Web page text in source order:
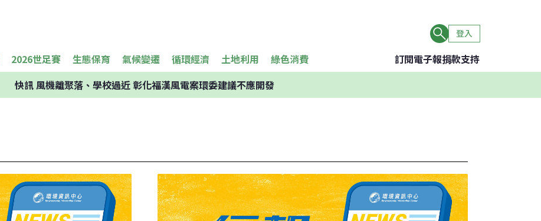
登入
2026世足賽 生態保育 氣候變遷 循環經濟 土地利用 綠色消費 訂閱電子報捐款支持
快訊風機離聚落、學校過近 彰化福漢風電案環委建議不應開發